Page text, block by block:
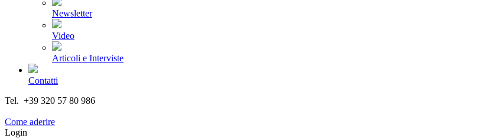
Newsletter
Video
Articoli e Interviste
Contatti
Tel. +39 320 57 80 986
Come aderire
Login